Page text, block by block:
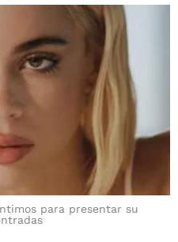
para presentar su